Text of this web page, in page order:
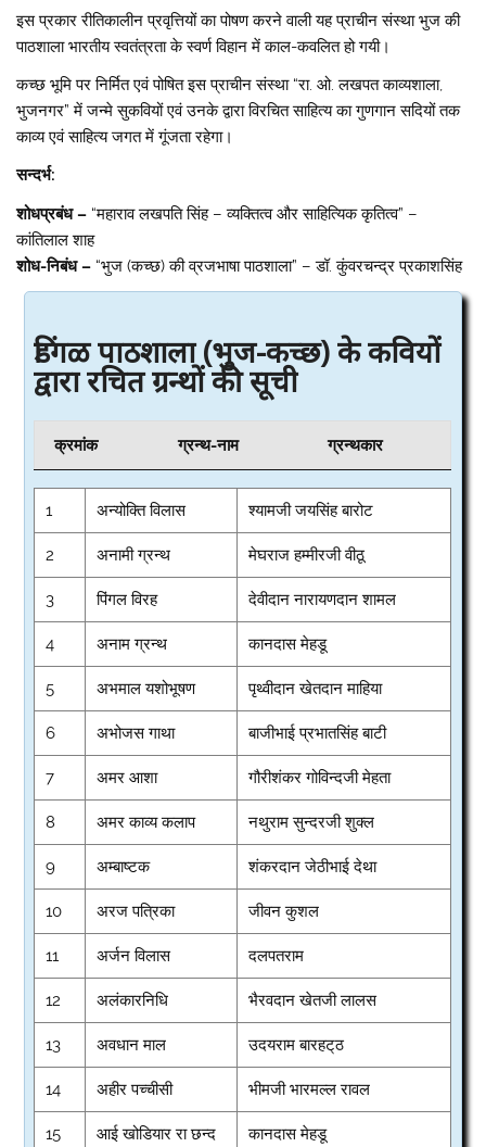
इस प्रकार रीतिकालीन प्रवृत्तियों का पोषण करने वाली यह प्राचीन संस्था भुज की
पाठशाला भारतीय स्वतंत्रता के स्वर्ण विहान में काल-कवलित हो गयी।
कच्छ भूमि पर निर्मित एवं पोषित इस प्राचीन संस्था “रा. ओ. लखपत काव्यशाला,
भुजनगर” में जन्मे सुकवियों एवं उनके द्वारा विरचित साहित्य का गुणगान सदियों तक
काव्य एवं साहित्य जगत में गूंजता रहेगा।
सन्दर्भ:
शोधप्रबंध – “महाराव लखपति सिंह – व्यक्तित्व और साहित्यिक कृतित्व” –
कांतिलाल शाह
शोध-निबंध – “भुज (कच्छ) की व्रजभाषा पाठशाला” – डॉ. कुंवरचन्द्र प्रकाशसिंह
डिंगळ पाठशाला (भुज-कच्छ) के कवियों
द्वारा रचित ग्रन्थों की सूची
क्रमांक ग्रन्थ-नाम ग्रन्थकार
1 अन्योक्ति विलास श्यामजी जयसिंह बारोट
2 अनामी ग्रन्थ मेघराज हम्मीरजी वीठू
3 पिंगल विरह देवीदान नारायणदान शामल
4 अनाम ग्रन्थ कानदास मेहडू
5 अभमाल यशोभूषण पृथ्वीदान खेतदान माहिया
6 अभोजस गाथा बाजीभाई प्रभातसिंह बाटी
7 अमर आशा गौरीशंकर गोविन्दजी मेहता
8 अमर काव्य कलाप नथुराम सुन्दरजी शुक्ल
9 अम्बाष्टक शंकरदान जेठीभाई देथा
10 अरज पत्रिका जीवन कुशल
11 अर्जन विलास दलपतराम
12 अलंकारनिधि भैरवदान खेतजी लालस
13 अवधान माल उदयराम बारहट्‌ठ
14 अहीर पच्चीसी भीमजी भारमल्ल रावल
15 आई खोडियार रा छन्द कानदास मेहडू